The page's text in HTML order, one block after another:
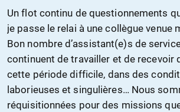
Un flot continu de questionnements
je passe le relai à une collègue venue
Bon nombre d’assistant(e)s de
continuent de travailler et de recevoir
cette période difficile, dans des
laborieuses et singulières… Nous
réquisitionnées pour des missions